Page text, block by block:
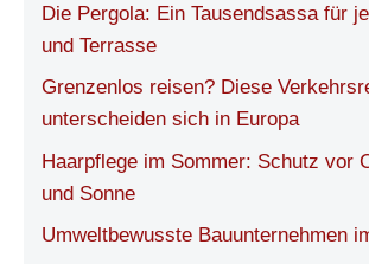
Die Pergola: Ein Tausendsassa für
und Terrasse
Grenzenlos reisen? Diese
unterscheiden sich in Europa
Haarpflege im Sommer: Schutz vor
und Sonne
Umweltbewusste Bauunternehmen